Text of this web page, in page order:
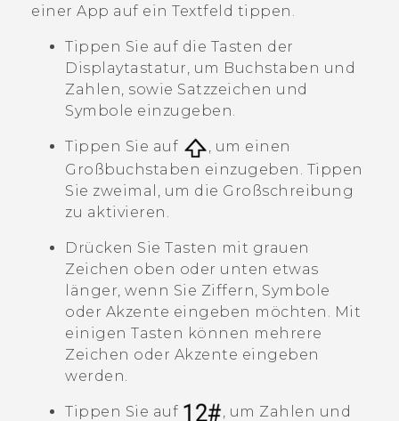
UNTERSTÜTZUNG
HTC-Geräte und Zubehör
Anmelden
einer App auf ein Textfeld tippen.
Tippen Sie auf die Tasten der
Displaytastatur, um Buchstaben und
Zahlen, sowie Satzzeichen und
Symbole einzugeben.
Tippen Sie auf
, um einen
Großbuchstaben einzugeben. Tippen
Sie zweimal, um die Großschreibung
zu aktivieren.
Drücken Sie Tasten mit grauen
Zeichen oben oder unten etwas
länger, wenn Sie Ziffern, Symbole
oder Akzente eingeben möchten. Mit
einigen Tasten können mehrere
Zeichen oder Akzente eingeben
werden.
Tippen Sie auf
, um Zahlen und